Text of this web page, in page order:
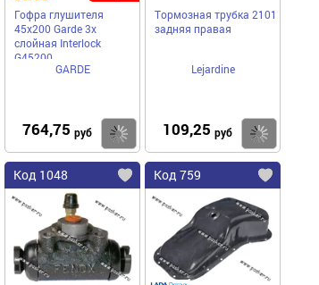
Гофра глушителя
45x200 Garde 3х
слойная Interloсk
G45200
GARDE
764,75 руб Купить
Тормозная трубка 2101
задняя правая
Lejardine
109,25 руб
Код 1048 Код 759